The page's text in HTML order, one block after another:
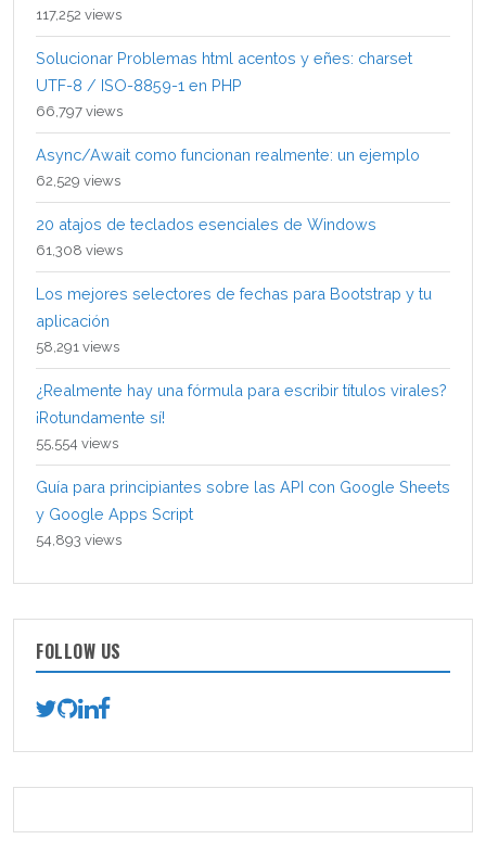
117,252 views
Solucionar Problemas html acentos y eñes: charset
UTF-8 / ISO-8859-1 en PHP
66,797 views
Async/Await como funcionan realmente: un ejemplo
62,529 views
20 atajos de teclados esenciales de Windows
61,308 views
Los mejores selectores de fechas para Bootstrap y tu
aplicación
58,291 views
¿Realmente hay una fórmula para escribir títulos virales?
¡Rotundamente sí!
55,554 views
Guía para principiantes sobre las API con Google Sheets
y Google Apps Script
54,893 views
FOLLOW US